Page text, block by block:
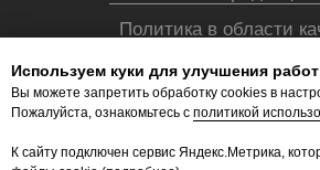
Используем куки для улучшения
Вы можете запретить обработку сookies в
Пожалуйста, ознакомьтесь с политикой
К сайту подключен сервис Яндекс.Метрика,